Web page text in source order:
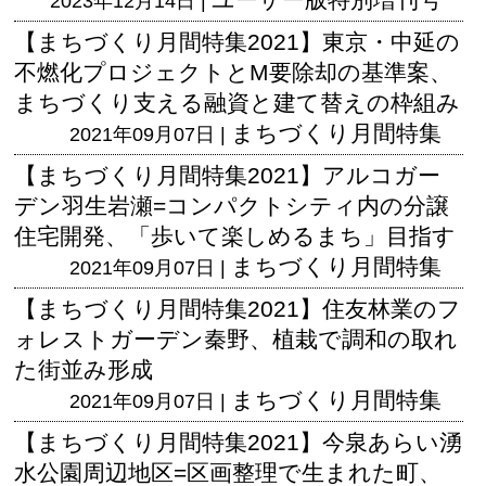
【まちづくり月間特集2021】東京・中延の
不燃化プロジェクトとM要除却の基準案、
まちづくり支える融資と建て替えの枠組み
2021年09月07日 |
まちづくり月間特集
【まちづくり月間特集2021】アルコガー
デン羽生岩瀬=コンパクトシティ内の分譲
住宅開発、「歩いて楽しめるまち」目指す
2021年09月07日 |
まちづくり月間特集
【まちづくり月間特集2021】住友林業のフ
ォレストガーデン秦野、植栽で調和の取れ
た街並み形成
2021年09月07日 |
まちづくり月間特集
【まちづくり月間特集2021】今泉あらい湧
水公園周辺地区=区画整理で生まれた町、